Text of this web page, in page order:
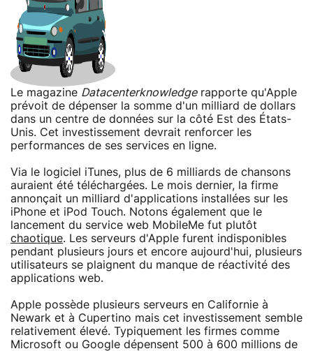
Le magazine Datacenterknowledgerapporte qu'Apple
prévoit de dépenser la somme d'un milliard de dollars
dans un centre de données sur la côté Est des États-
Unis. Cet investissement devrait renforcer les
performances de ses services en ligne.
Via le logiciel iTunes, plus de 6 milliards de chansons
auraient été téléchargées. Le mois dernier, la firme
annonçait un milliard d'applications installées sur les
iPhone et iPod Touch. Notons également que le
lancement du service web MobileMe fut plutôt
chaotique. Les serveurs d'Apple furent indisponibles
pendant plusieurs jours et encore aujourd'hui, plusieurs
utilisateurs se plaignent du manque de réactivité des
applications web.
Apple possède plusieurs serveurs en Californie à
Newark et à Cupertino mais cet investissement semble
relativement élevé. Typiquement les firmes comme
Microsoft ou Google dépensent 500 à 600 millions de